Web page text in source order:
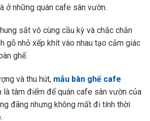
ở những quán cafe sân vườn.
sắt vô cùng cầu kỳ và chắc chắn
gỗ nhỏ xếp khít vào nhau tạo cảm giác
ghế.
và thu hút, mẫu bàn ghế cafe
là tâm điểm để quán cafe sân vườn của
đãng nhưng không mất đi tính thời